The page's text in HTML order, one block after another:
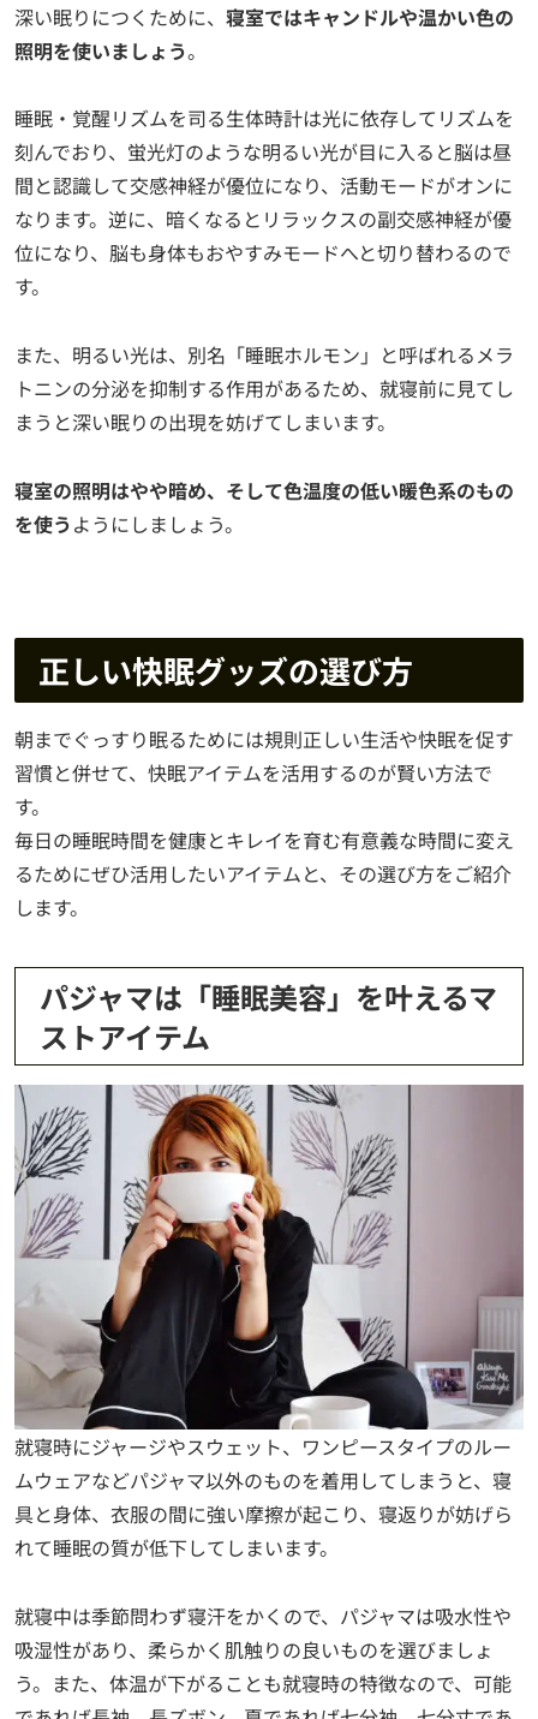
深い眠りにつくために、 寝室ではキャンドルや温かい色の
照明を使いましょう。
睡眠・覚醒リズムを司る生体時計は光に依存してリズムを
刻んでおり、蛍光灯のような明るい光が目に入ると脳は昼
間と認識して交感神経が優位になり、活動モードがオンに
なります。逆に、暗くなるとリラックスの副交感神経が優
位になり、脳も身体もおやすみモードへと切り替わるので
す。
また、明るい光は、別名「睡眠ホルモン」と呼ばれるメラ
トニンの分泌を抑制する作用があるため、就寝前に見てし
まうと深い眠りの出現を妨げてしまいます。
寝室の照明はやや暗め、そして色温度の低い暖色系のもの
を使うようにしましょう。
正しい快眠グッズの選び方
朝までぐっすり眠るためには規則正しい生活や快眠を促す
習慣と併せて、快眠アイテムを活用するのが賢い方法で
す。
毎日の睡眠時間を健康とキレイを育む有意義な時間に変え
るためにぜひ活用したいアイテムと、その選び方をご紹介
します。
パジャマは「睡眠美容」を叶えるマ
ストアイテム
就寝時にジャージやスウェット、ワンピースタイプのルー
ムウェアなどパジャマ以外のものを着用してしまうと、寝
具と身体、衣服の間に強い摩擦が起こり、寝返りが妨げら
れて睡眠の質が低下してしまいます。
就寝中は季節問わず寝汗をかくので、パジャマは吸水性や
吸湿性があり、柔らかく肌触りの良いものを選びましょ
う。また、体温が下がることも就寝時の特徴なので、可能